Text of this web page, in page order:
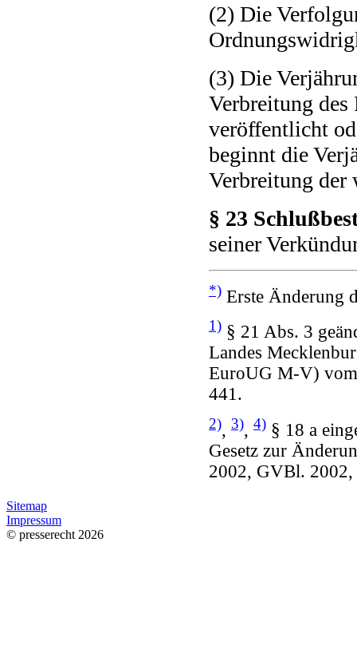
(2) Die
(3) Die
Verbreitung
veröffentlicht
beginnt die
Verbreitung der
§ 23
seiner
*) Erste Änderung
1) § 21 Abs. 3
Landes
EuroUG M-V)
441.
2), 3), 4) § 18 a
Gesetz zur
2002, GVBl.
Sitemap
Impressum
© presserecht 2026